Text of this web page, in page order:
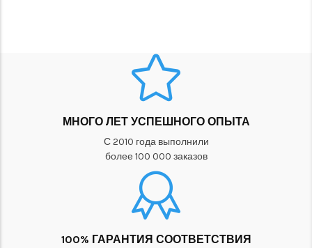
МНОГО ЛЕТ УСПЕШНОГО ОПЫТА
С 2010 года выполнили
более 100 000 заказов
100% ГАРАНТИЯ СООТВЕТСТВИЯ